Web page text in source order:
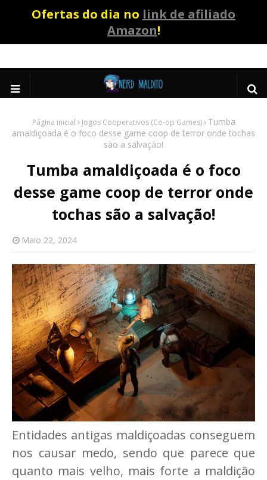
Ofertas do dia no link de afiliado
Amazon!
Página inicial Jogos Cooperativos (Co-op Games)
Tumba
amaldiçoada é o foco desse game coop de terror onde tochas
são a salvação!
Tumba amaldiçoada é o foco
desse game coop de terror onde
tochas são a salvação!
Maio 22, 2024
Entidades antigas maldiçoadas conseguem
nos causar medo, sendo que parece que
quanto mais velho, mais forte a maldição